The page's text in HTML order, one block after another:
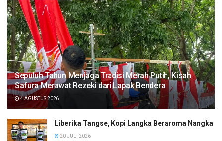
Sepuluh Tahun Menjaga Tradisi Merah Putih, Kisah
Safura Merawat Rezeki dari Lapak Bendera
4 AGUSTUS 2026
Liberika Tangse, Kopi Langka Beraroma Nangka
20 JULI 2026